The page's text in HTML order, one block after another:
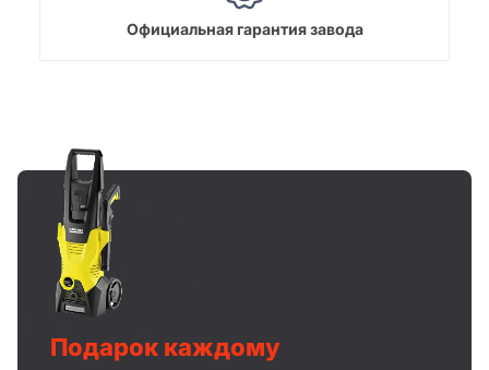
Официальная гарантия завода
Подарок каждому